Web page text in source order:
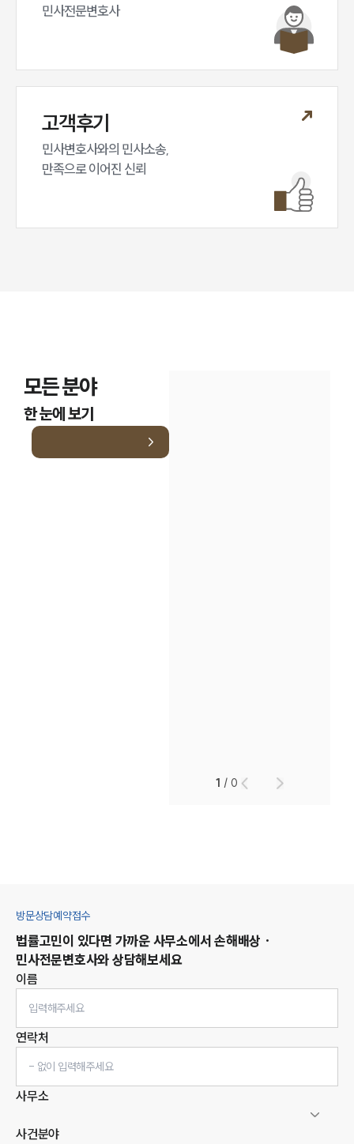
민사전문변호사
고객후기
민사변호사와의 민사소송,
만족으로 이어진 신뢰
모든 분야
한 눈에 보기
1 /0
방문상담예약접수
법률고민이 있다면 가까운 사무소에서 손해배상 ·
민사전문변호사와 상담해보세요
이름
연락처
사무소
사건분야